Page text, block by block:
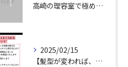
高崎の理容室で極めるメンズカット技術
2025/02/15
【髪型が変われば、人生が変わる。